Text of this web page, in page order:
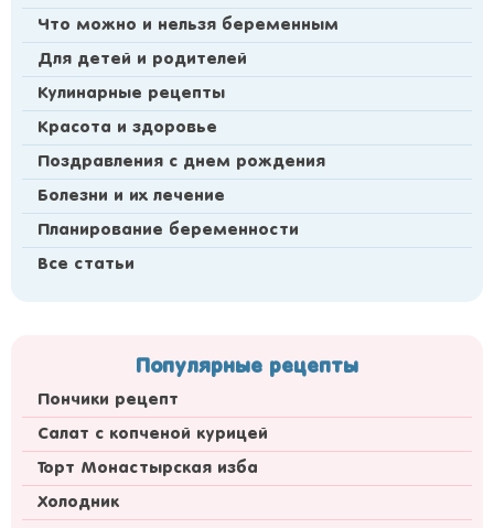
Что можно и нельзя беременным
Для детей и родителей
Кулинарные рецепты
Красота и здоровье
Поздравления с днем рождения
Болезни и их лечение
Планирование беременности
Все статьи
Популярные рецепты
Пончики рецепт
Салат с копченой курицей
Торт Монастырская изба
Холодник